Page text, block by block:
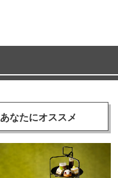
あなたにオススメ